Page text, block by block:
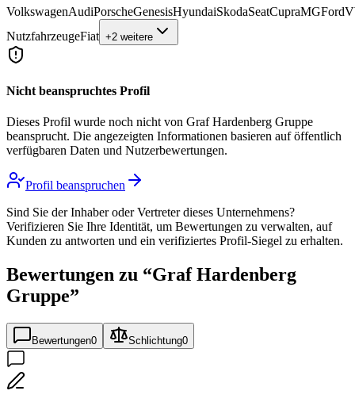
VolkswagenAudiPorscheGenesisHyundaiSkodaSeatCupraMGFord
NutzfahrzeugeFiat +2 weitere
Nicht beanspruchtes Profil
Dieses Profil wurde noch nicht von Graf Hardenberg Gruppe
beansprucht. Die angezeigten Informationen basieren auf öffentlich
verfügbaren Daten und Nutzerbewertungen.
Profil beanspruchen
Sind Sie der Inhaber oder Vertreter dieses Unternehmens?
Verifizieren Sie Ihre Identität, um Bewertungen zu verwalten, auf
Kunden zu antworten und ein verifiziertes Profil-Siegel zu erhalten.
Bewertungen zu “Graf Hardenberg
Gruppe”
Bewertungen0 Schlichtung0